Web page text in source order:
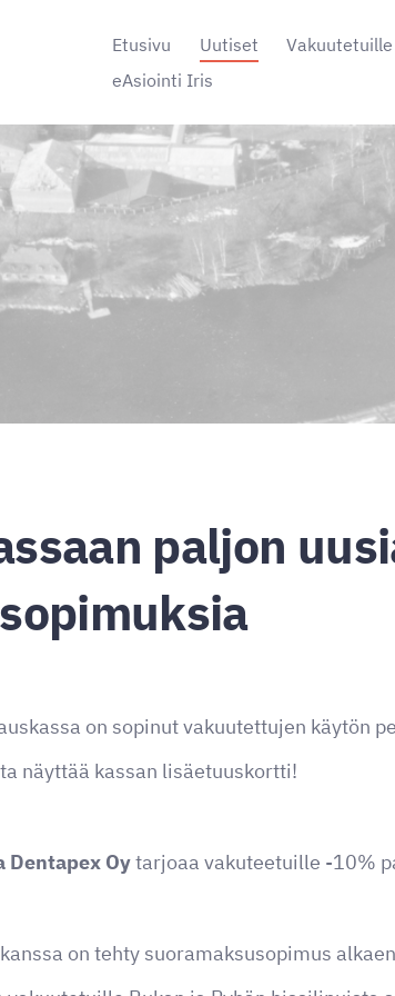
Etusivu Uutiset Vakuutetuille
eAsiointi Iris
paljon
on sopinut vakuutettujen käytön
näyttää kassan lisäetuuskortti!
Dentapex Oytarjoaa vakuteetuille -10%
on tehty suoramaksusopimus